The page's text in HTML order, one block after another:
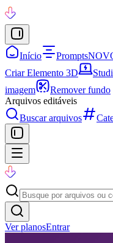
Início Prompts
Criar Elemento 3D
imagem
Remover fundo
Arquivos editáveis
Buscar arquivos
Ver planosEntrar